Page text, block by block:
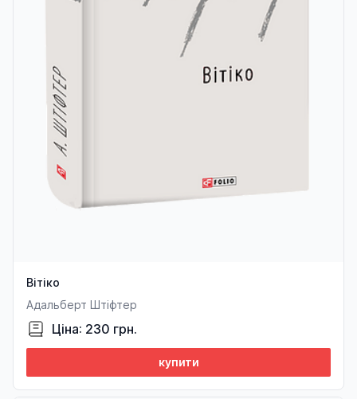
Вітіко
Адальберт Штіфтер
Ціна: 230 грн.
купити